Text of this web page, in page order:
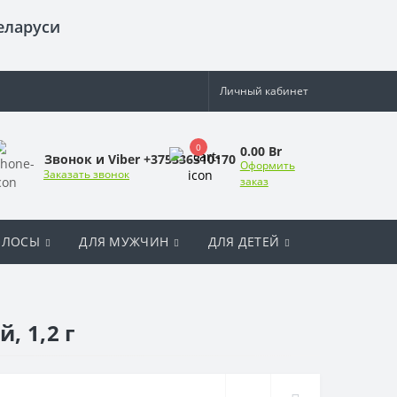
Личный кабинет
Звонок и Viber +375336310170
Заказать звонок
0 0.00 Br
Оформить
заказ
ДЛЯ МУЖЧИН ДЛЯ ДЕТЕЙ
1,2 г